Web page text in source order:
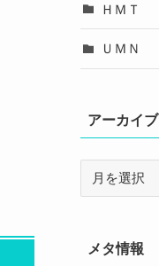
ＨＭＴ
ＵＭＮ
アーカイブ
メタ情報